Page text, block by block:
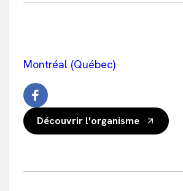
Montréal (Québec)
Découvrir l'organisme